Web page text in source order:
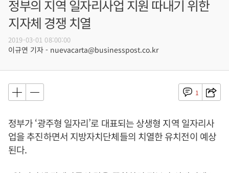
정부의 지역 일자리사업 지원 따내기 위한
지자체 경쟁 치열
2019-03-01 08:00:00
이규연 기자 - nuevacarta@businesspost.co.kr
1
정부가 ‘광주형 일자리’로 대표되는 상생형 지역 일자리사
업을 추진하면서 지방자치단체들의 치열한 유치전이 예상
된다.